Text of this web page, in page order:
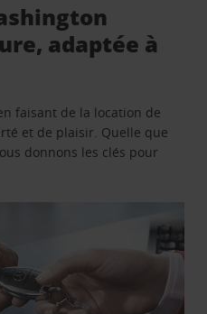
adaptée à
faisant de la location de
et de plaisir. Quelle que
donnons les clés pour